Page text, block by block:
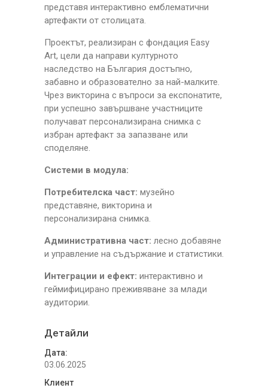
представя интерактивно емблематични
артефакти от столицата.
Проектът, реализиран с фондация Easy
Art, цели да направи културното
наследство на България достъпно,
забавно и образователно за най-малките.
Чрез викторина с въпроси за експонатите,
при успешно завършване участниците
получават персонализирана снимка с
избран артефакт за запазване или
споделяне.
Системи в модула:
Потребителска част: музейно
представяне, викторина и
персонализирана снимка.
Административна част: лесно добавяне
и управление на съдържание и статистики.
Интеграции и ефект: интерактивно и
геймифицирано преживяване за млади
аудитории.
Детайли
Дата:
03.06.2025
Клиент